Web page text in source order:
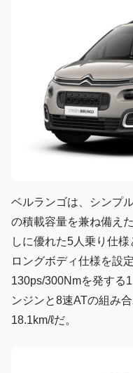
ベルランゴは、シンプ
の積載容量を兼ね備え
しに優れた5人乗り仕
ロングボディ仕様を設
130ps/300Nmを発する
ンジンと8速ATの組み
18.1km/ℓだ。